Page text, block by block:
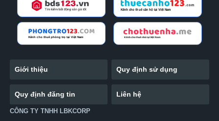
Giới thiệu Quy định sử dụng
Quy định đăng tin Liên hệ
CÔNG TY TNHH LBKCORP